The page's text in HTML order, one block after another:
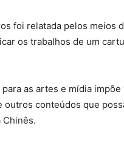
foi relatada pelos meios
os trabalhos de um
as artes e mídia
outros conteúdos que
Chinês.